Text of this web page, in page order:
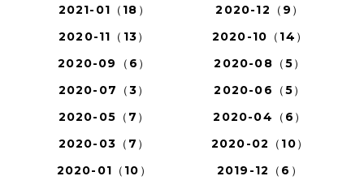
2021-01（18）
2020-12（9）
2020-11（13）
2020-10（14）
2020-09（6）
2020-08（5）
2020-07（3）
2020-06（5）
2020-05（7）
2020-04（6）
2020-03（7）
2020-02（10）
2020-01（10）
2019-12（6）